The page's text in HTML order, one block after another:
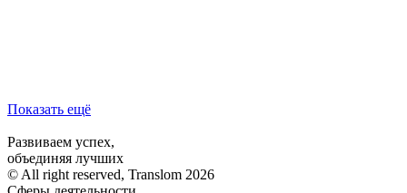
Показать ещё
Развиваем успех,
объединяя лучших
© All right reserved, Translom 2026